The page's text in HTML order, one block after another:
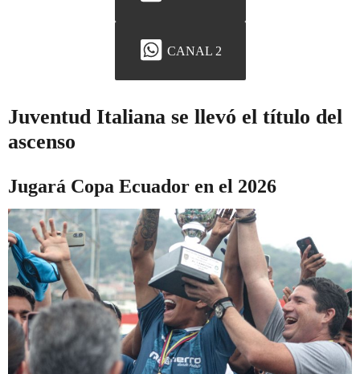
CANAL 2
Juventud Italiana se llevó el título del
ascenso
Jugará Copa Ecuador en el 2026